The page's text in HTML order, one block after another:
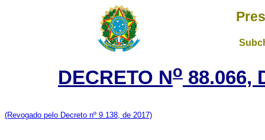
DECRETO No 88.066,
(Revogado pelo Decreto nº 9.138, de 2017)